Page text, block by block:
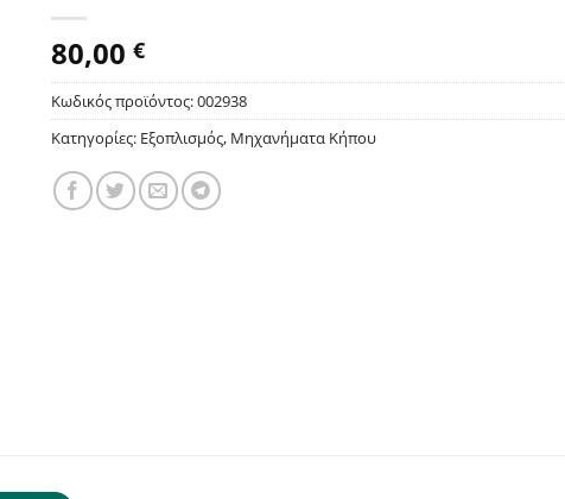
80,00 €
Κωδικός προϊόντος:002938
Κατηγορίες: Εξοπλισμός, Μηχανήματα Κήπου